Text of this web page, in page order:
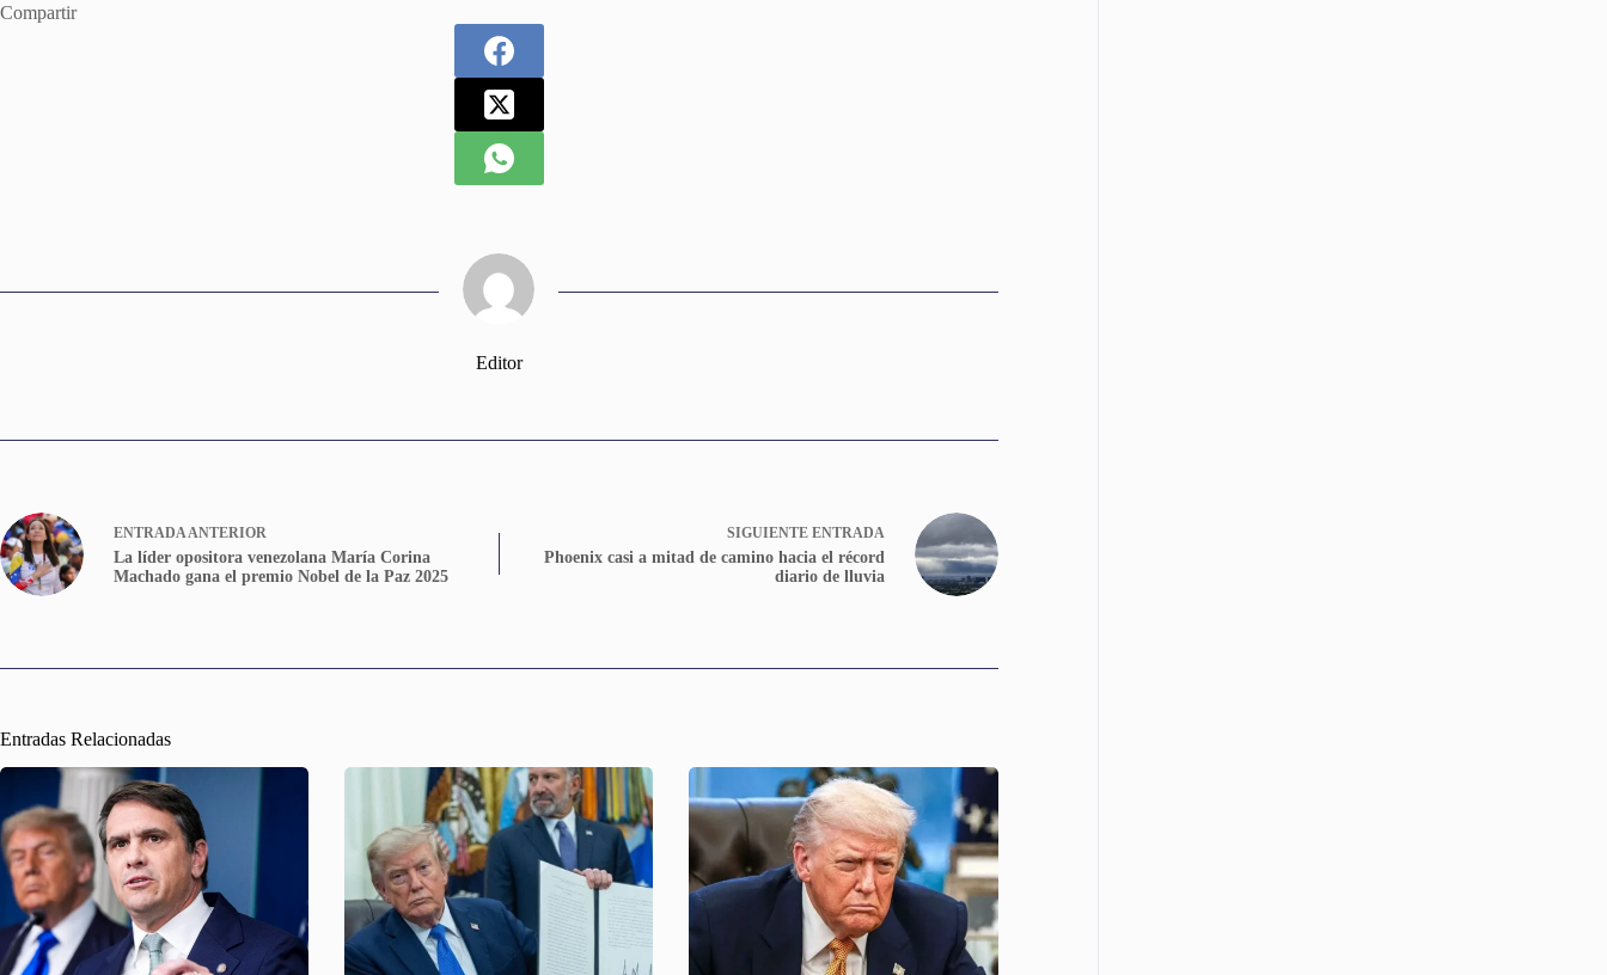
Compartir
Editor
ENTRADAANTERIOR
La líder opositora venezolana María Corina
Machado gana el premio Nobel de la Paz 2025
SIGUIENTE ENTRADA
Phoenix casi a mitad de camino hacia el récord
diario de lluvia
Entradas Relacionadas